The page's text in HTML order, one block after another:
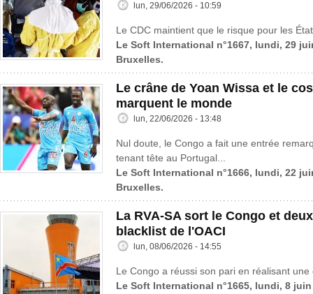
lun, 29/06/2026 - 10:59
Le CDC maintient que le risque pour les
Le Soft International n°1667, lundi, 29
Bruxelles.
Le crâne de Yoan Wissa et le
marquent le monde
lun, 22/06/2026 - 13:48
Nul doute, le Congo a fait une entrée
tenant tête au Portugal...
Le Soft International n°1666, lundi, 22
Bruxelles.
La RVA-SA sort le Congo et
blacklist de l'OACI
lun, 08/06/2026 - 14:55
Le Congo a réussi son pari en réalisant une
Le Soft International n°1665, lundi, 8